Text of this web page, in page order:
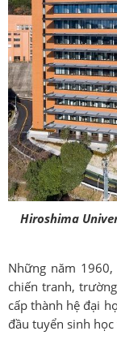
Hiroshima
Những năm
chiến tranh,
cấp thành hệ đại
đầu tuyển sinh